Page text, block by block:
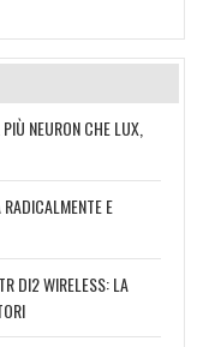
NEURON CHE LUX,
E
DI2 WIRELESS: LA